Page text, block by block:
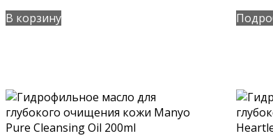
В корзину